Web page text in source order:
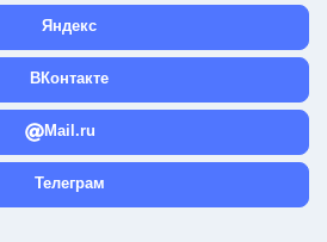
Яндекс
ВКонтакте
Mail.ru
Телеграм